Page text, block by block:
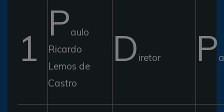
1
Paulo
Ricardo
Lemos de
Castro
D iretor P